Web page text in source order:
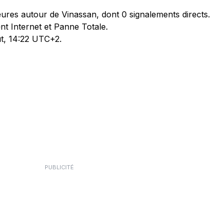
autour de Vinassan, dont 0 signalements directs.
Internet et Panne Totale.
14:22 UTC+2.
PUBLICITÉ